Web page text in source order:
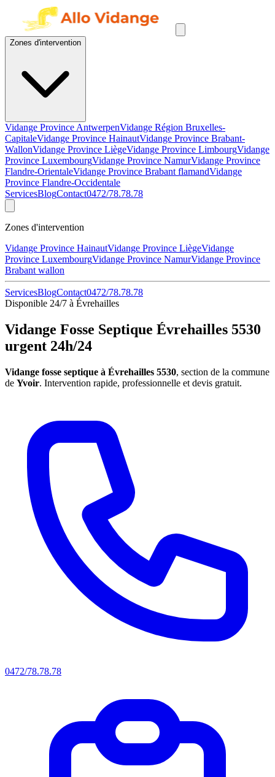
Zones d'intervention
Vidange Province AntwerpenVidange Région Bruxelles-
CapitaleVidange Province HainautVidange Province Brabant-
WallonVidange Province LiègeVidange Province LimbourgVidange
Province LuxembourgVidange Province NamurVidange Province
Flandre-OrientaleVidange Province Brabant flamandVidange
Province Flandre-Occidentale
ServicesBlogContact0472/78.78.78
Zones d'intervention
Vidange Province HainautVidange Province LiègeVidange
Province LuxembourgVidange Province NamurVidange Province
Brabant wallon
ServicesBlogContact0472/78.78.78
Disponible 24/7 à Évrehailles
Vidange Fosse Septique Évrehailles 5530
urgent 24h/24
Vidange fosse septique à Évrehailles 5530, section de la commune
de Yvoir. Intervention rapide, professionnelle et devis gratuit.
0472/78.78.78